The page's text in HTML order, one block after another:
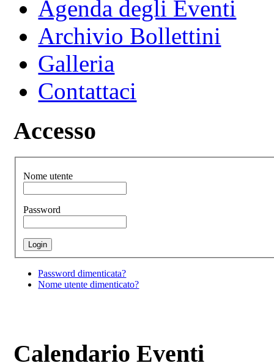
Agenda degli Eventi
Archivio Bollettini
Galleria
Contattaci
Accesso
Nome utente
Password
Password dimenticata?
Nome utente dimenticato?
Calendario Eventi